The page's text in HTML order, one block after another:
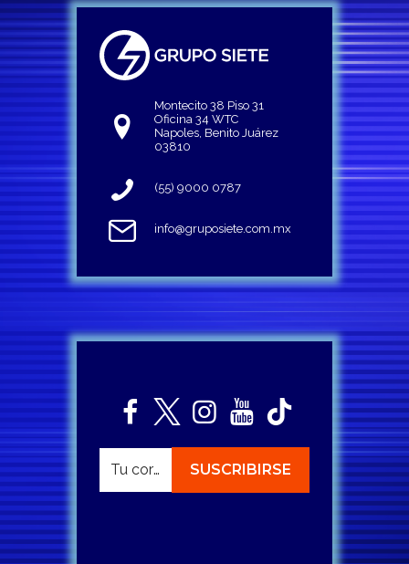
Montecito 38 Piso 31
Oficina 34 WTC
Napoles, Benito Juárez
03810
(55) 9000 0787
info@gruposiete.com.mx